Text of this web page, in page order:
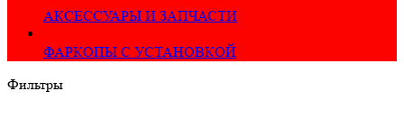
АКСЕССУАРЫ И ЗАПЧАСТИ
ФАРКОПЫ С УСТАНОВКОЙ
Фильтры